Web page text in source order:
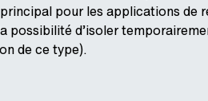
pour les applications de
possibilité d’isoler
de ce type).